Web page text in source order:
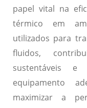
papel vital na
térmico em
utilizados para
fluidos,
sustentáveis
equipamento
maximizar a